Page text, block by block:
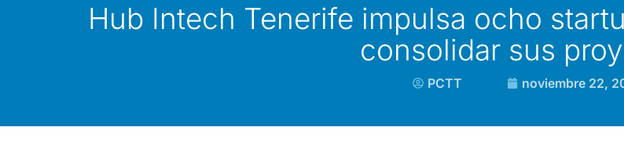
Hub Intech Tenerife impulsa ocho
consolidar sus
PCTT noviembre 22,